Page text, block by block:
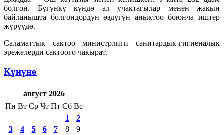
болгон. Бүгүнкү күндө ал учактагылар менен жакын
байланышта болгондордун өздүгүн аныктоо боюнча иштер
жүрүүдө.
Саламаттык сактоо министрлиги санитардык-гигиеналык
эрежелерди сактоого чакырат.
Күнүнө
август 2026
Пн Вт Ср Чт Пт Сб Вс
1
2
3
4 5 6 7 8
9